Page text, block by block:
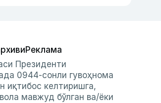
Реклама
Президенти
0944-сонли гувоҳнома
иқтибос келтиришга,
мавжуд бўлган ва/ёки